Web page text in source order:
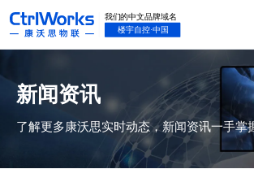
新闻资讯
了解更多康沃思实时动态，新闻资讯一手掌